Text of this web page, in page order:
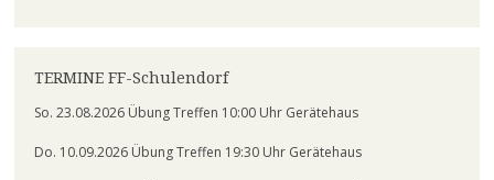
TERMINE FF-Schulendorf
So. 23.08.2026 Übung Treffen 10:00 Uhr Gerätehaus
Do. 10.09.2026 Übung Treffen 19:30 Uhr Gerätehaus